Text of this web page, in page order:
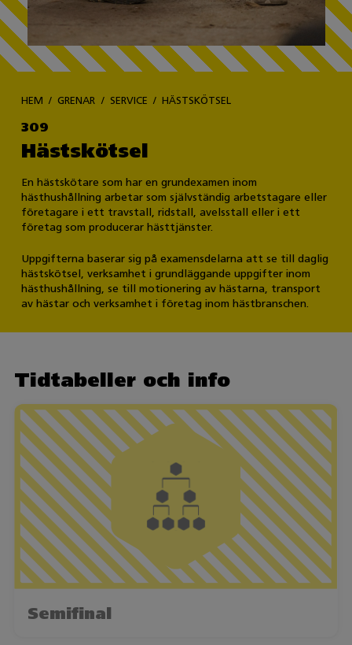
HEM GRENAR SERVICE HÄSTSKÖTSEL
309
Hästskötsel
En hästskötare som har en grundexamen inom
hästhushållning arbetar som självständig arbetstagare eller
företagare i ett travstall, ridstall, avelsstall eller i ett
företag som producerar hästtjänster.
Uppgifterna baserar sig på examensdelarna att se till daglig
hästskötsel, verksamhet i grundläggande uppgifter inom
hästhushållning, se till motionering av hästarna, transport
av hästar och verksamhet i företag inom hästbranschen.
Tidtabeller och info
Semifinal